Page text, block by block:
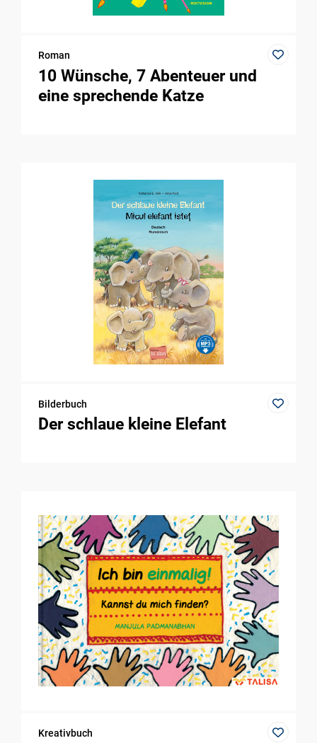
Roman
10 Wünsche, 7 Abenteuer und
eine sprechende Katze
Bilderbuch
Der schlaue kleine Elefant
Kreativbuch